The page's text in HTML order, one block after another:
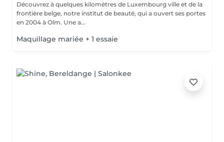
Découvrez à quelques kilomètres de Luxembourg ville et de la
frontière belge, notre institut de beauté, qui a ouvert ses portes
en 2004 à Olm. Une a...
Maquillage mariée + 1 essaie